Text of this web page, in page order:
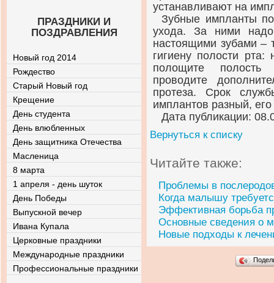
устанавливают на
Зубные импланты
ухода. За ними
настоящими зубами –
гигиену полости рта:
полощите полость
проводите
протеза. Срок
имплантов разный,
Дата публикации:
Вернуться к списку
Читайте также:
Проблемы в
Когда малышу
Эффективная борьба
Основные сведения о
Новые подходы к
ПРАЗДНИКИ И
ПОЗДРАВЛЕНИЯ
Новый год 2014
Рождество
Старый Новый год
Крещение
День студента
День влюбленных
День защитника Отечества
Масленица
8 марта
1 апреля - день шуток
День Победы
Выпускной вечер
Ивана Купала
Церковные праздники
Международные праздники
Профессиональные праздники